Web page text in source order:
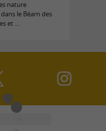
nature
le Béarn des
et ...